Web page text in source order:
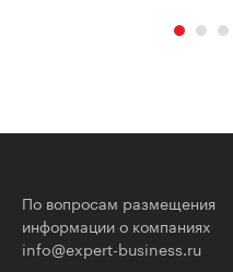
По вопросам размещения
информации о компаниях
info@expert-business.ru